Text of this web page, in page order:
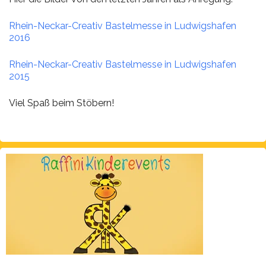
Rhein-Neckar-Creativ Bastelmesse in Ludwigshafen
2016
Rhein-Neckar-Creativ Bastelmesse in Ludwigshafen
2015
Viel Spaß beim Stöbern!